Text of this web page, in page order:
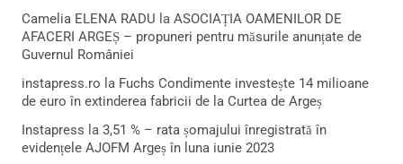
Camelia ELENA RADU la ASOCIAȚIA OAMENILOR DE
AFACERI ARGEȘ – propuneri pentru măsurile anunțate de
Guvernul României
instapress.ro la Fuchs Condimente investește 14 milioane
de euro în extinderea fabricii de la Curtea de Argeș
Instapress la 3,51 % – rata șomajului înregistrată în
evidențele AJOFM Argeș în luna iunie 2023